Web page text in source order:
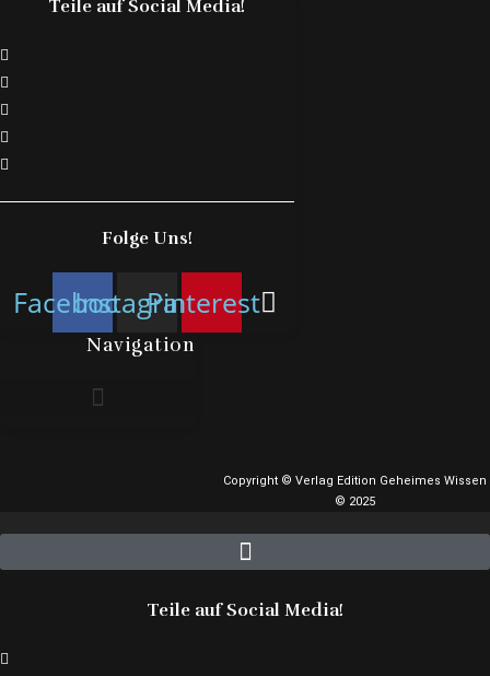
Teile auf Social Media!
Folge Uns!
FacebookInstagramPinterest
Navigation
Copyright © Verlag Edition Geheimes Wissen
© 2025
Teile auf Social Media!